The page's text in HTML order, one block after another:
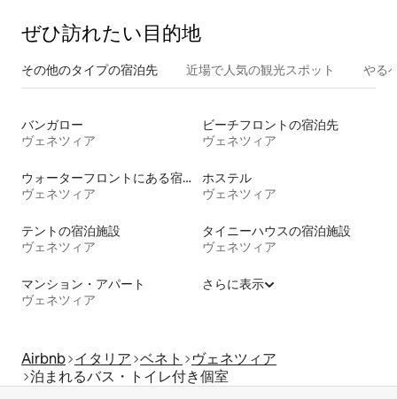
ぜひ訪⁠れ⁠た⁠い目⁠的⁠地
その他のタ⁠イ⁠プ⁠の宿⁠泊⁠先 近場で人気の観光スポット やる
バンガロー
ヴェネツィア
ビーチフロントの宿泊先
ヴェネツィア
ウォーターフロントにある宿泊施設
ヴェネツィア
ホステル
ヴェネツィア
テントの宿泊施設
ヴェネツィア
タイニーハウスの宿泊施設
ヴェネツィア
マンション・アパート
ヴェネツィア
さらに表示
Airbnb イタリア ベネト
ヴェネツィア
泊まれるバス・トイレ付き個室